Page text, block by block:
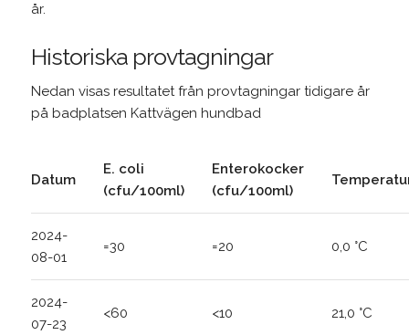
år.
Historiska provtagningar
Nedan visas resultatet från provtagningar tidigare år
på badplatsen Kattvägen hundbad
Datum
E. coli
(cfu/100ml)
Enterokocker
(cfu/100ml)
2024-
08-01
=30 =20 0,0 °C
2024-
07-23
<60 <10 21,0 °C